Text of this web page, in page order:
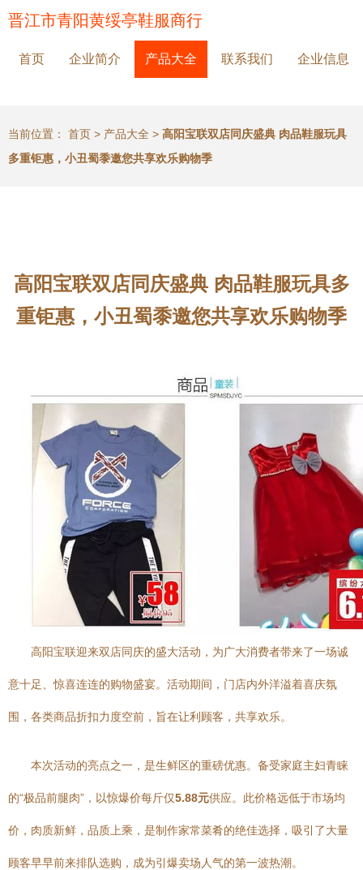
晋江市青阳黄绥亭鞋服商行
首页 企业简介 产品大全 联系我们 企业信息
当前位置： 首页 > 产品大全 > 高阳宝联双店同庆盛典 肉品鞋服玩具
多重钜惠，小丑蜀黍邀您共享欢乐购物季
高阳宝联双店同庆盛典 肉品鞋服玩具多
重钜惠，小丑蜀黍邀您共享欢乐购物季
高阳宝联迎来双店同庆的盛大活动，为广大消费者带来了一场诚
意十足、惊喜连连的购物盛宴。活动期间，门店内外洋溢着喜庆氛
围，各类商品折扣力度空前，旨在让利顾客，共享欢乐。
本次活动的亮点之一，是生鲜区的重磅优惠。备受家庭主妇青睐
的“极品前腿肉”，以惊爆价每斤仅5.88元供应。此价格远低于市场均
价，肉质新鲜，品质上乘，是制作家常菜肴的绝佳选择，吸引了大量
顾客早早前来排队选购，成为引爆卖场人气的第一波热潮。